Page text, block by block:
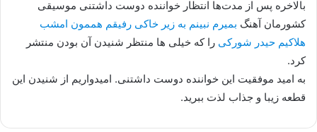
بالاخره پس از مدت‌ها انتظار خواننده دوست داشتنی موسیقی
کشورمان آهنگ بمیرم نبینم به زیر خاکی رفیقم هممون امشب
هلاکیم حیدر شورکی را که خیلی ها منتظر شنیدن آن بودن منتشر
کرد.
به امید موفقیت این خواننده دوست داشتنی. امیدواریم از شنیدن این
قطعه زیبا و جذاب لذت ببرید.